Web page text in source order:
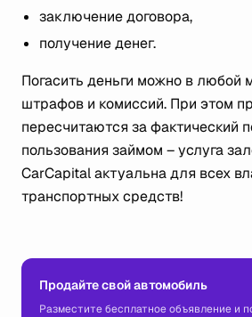
заключение договора,
получение денег.
Погасить деньги можно в любой
штрафов и комиссий. При этом
пересчитаются за фактический
пользования займом – услуга
CarCapital актуальна для всех
транспортных средств!
Продайте свой автомобиль
Разместите бесплатное объявление и